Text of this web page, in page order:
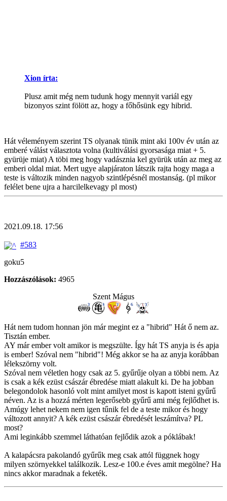
Xion írta:
Plusz amit még nem tudunk hogy mennyit variál egy
bizonyos szint fölött az, hogy a főhősünk egy hibrid.
Hát véleményem szerint TS olyanak tünik mint aki 100v év után az
emberé válást választota volna (kultiválási gyorsasága miat + 5.
gyürüje miat) A töbi meg hogy vadásznia kel gyürük után az meg az
emberi oldal miat. Mert ugye alapjáraton látszik rajta hogy maga a
teste is változik minden nagyob szintlépésnél mostanság. (pl mikor
felélet bene ujra a harcilelkevagy pl most)
2021.09.18. 17:56
#583
goku5
Hozzászólások: 4965
Szent Mágus
Hát nem tudom honnan jön már megint ez a "hibrid" Hát ő nem az.
Tisztán ember.
AY már ember volt amikor is megszülte. Így hát TS anyja is és apja
is ember! Szóval nem "hibrid"! Még akkor se ha az anyja korábban
lélekszörny volt.
Szóval nem véletlen hogy csak az 5. gyűrűje olyan a többi nem. Az
is csak a kék ezüst császár ébredése miatt alakult ki. De ha jobban
belegondolok hasonló volt mint amilyet most is kapott isteni gyűrű
néven. Az is a hozzá mérten legerősebb gyűrű ami még fejlődhet is.
Amúgy lehet nekem nem igen tűnik fel de a teste mikor és hogy
változott annyit? A kék ezüst császár ébredését leszámítva? PL
most?
Ami leginkább szemmel láthatóan fejlődik azok a póklábak!
A kalapácsra pakolandó gyűrűk meg csak attól függnek hogy
milyen szörnyekkel találkozik. Lesz-e 100.e éves amit megölne? Ha
nincs akkor maradnak a feketék.